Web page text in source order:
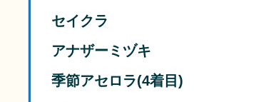
セイクラ
アナザーミヅキ
季節アセロラ(4着目)